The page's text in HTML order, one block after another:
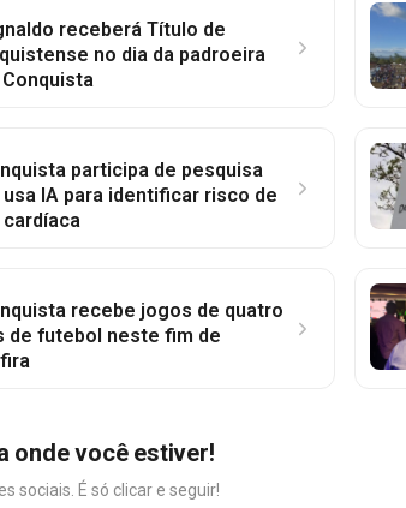
receberá Título de
no dia da padroeira
participa de pesquisa
IA para identificar risco de
recebe jogos de quatro
de futebol neste fim de
onde você estiver!
sociais. É só clicar e seguir!